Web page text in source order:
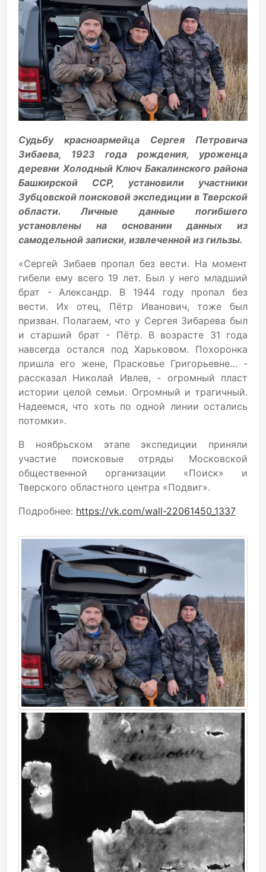
Судьбу красноармейца Сергея Петровича
Зибаева, 1923 года рождения, уроженца
деревни Холодный Ключ Бакалинского района
Башкирской ССР, установили участники
Зубцовской поисковой экспедиции в Тверской
области. Личные данные погибшего
установлены на основании данных из
самодельной записки, извлеченной из гильзы.
«Сергей Зибаев пропал без вести. На момент
гибели ему всего 19 лет. Был у него младший
брат - Александр. В 1944 году пропал без
вести. Их отец, Пётр Иванович, тоже был
призван. Полагаем, что у Сергея Зибарева был
и старший брат - Пётр. В возрасте 31 года
навсегда остался под Харьковом. Похоронка
пришла его жене, Прасковье Григорьевне… -
рассказал Николай Ивлев, - огромный пласт
истории целой семьи. Огромный и трагичный.
Надеемся, что хоть по одной линии остались
потомки».
В ноябрьском этапе экспедиции приняли
участие поисковые отряды Московской
общественной организации «Поиск» и
Тверского областного центра «Подвиг».
Подробнее: https://vk.com/wall-22061450_1337